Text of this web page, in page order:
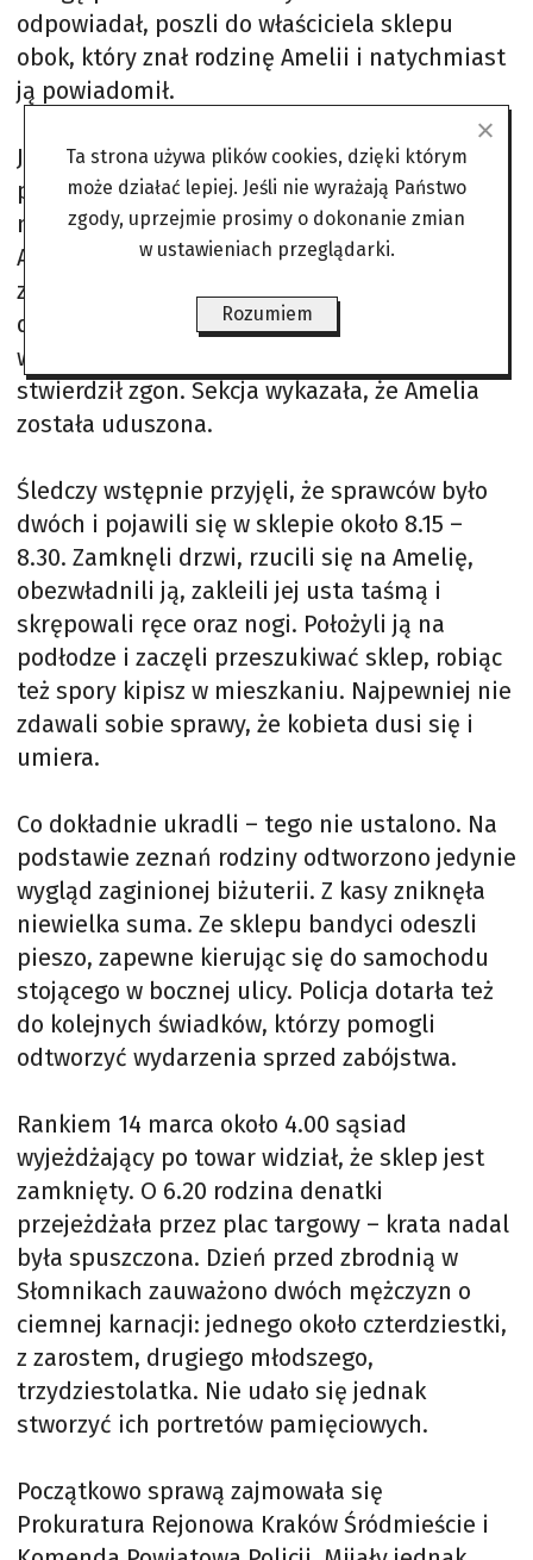
odpowiadał, poszli do właściciela sklepu
obok, który znał rodzinę Amelii i natychmiast
ją powiadomił.
Jeden z krewnych, mieszkający dosłownie
przez ścianę, pojawił się po chwili. W sklepie
nikogo nie było, ale na zapleczu znalazł
Amelię leżącą na podłodze – z
zakneblowanymi ustami i skrępowaną taśmą
do kartonów. Nie dawała oznak życia. O 9.50
wezwano pogotowie i policję. Lekarz
stwierdził zgon. Sekcja wykazała, że Amelia
została uduszona.
Śledczy wstępnie przyjęli, że sprawców było
dwóch i pojawili się w sklepie około 8.15 –
8.30. Zamknęli drzwi, rzucili się na Amelię,
obezwładnili ją, zakleili jej usta taśmą i
skrępowali ręce oraz nogi. Położyli ją na
podłodze i zaczęli przeszukiwać sklep, robiąc
też spory kipisz w mieszkaniu. Najpewniej nie
zdawali sobie sprawy, że kobieta dusi się i
umiera.
Co dokładnie ukradli – tego nie ustalono. Na
podstawie zeznań rodziny odtworzono jedynie
wygląd zaginionej biżuterii. Z kasy zniknęła
niewielka suma. Ze sklepu bandyci odeszli
pieszo, zapewne kierując się do samochodu
stojącego w bocznej ulicy. Policja dotarła też
do kolejnych świadków, którzy pomogli
odtworzyć wydarzenia sprzed zabójstwa.
Rankiem 14 marca około 4.00 sąsiad
wyjeżdżający po towar widział, że sklep jest
zamknięty. O 6.20 rodzina denatki
przejeżdżała przez plac targowy – krata nadal
była spuszczona. Dzień przed zbrodnią w
Słomnikach zauważono dwóch mężczyzn o
ciemnej karnacji: jednego około czterdziestki,
z zarostem, drugiego młodszego,
trzydziestolatka. Nie udało się jednak
stworzyć ich portretów pamięciowych.
Początkowo sprawą zajmowała się
Prokuratura Rejonowa Kraków Śródmieście i
Ta strona używa plików cookies, dzięki którym
może działać lepiej. Jeśli nie wyrażają Państwo
zgody, uprzejmie prosimy o dokonanie zmian
w ustawieniach przeglądarki.
Rozumiem